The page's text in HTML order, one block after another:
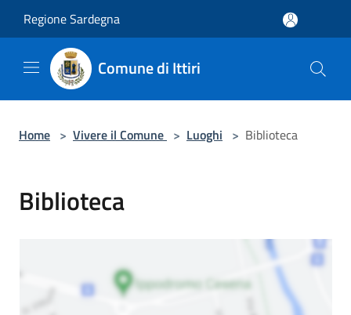
Regione Sardegna
Comune di Ittiri
Home > Vivere il Comune > Luoghi > Biblioteca
Biblioteca